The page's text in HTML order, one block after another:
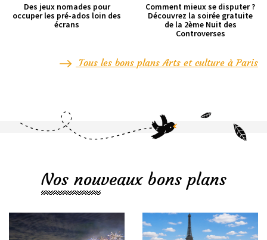
Des jeux nomades pour
occuper les pré-ados loin des
écrans
Comment mieux se disputer ?
Découvrez la soirée gratuite
de la 2ème Nuit des
Controverses
Tous les bons plans Arts et culture à Paris
Nos nouveaux bons plans